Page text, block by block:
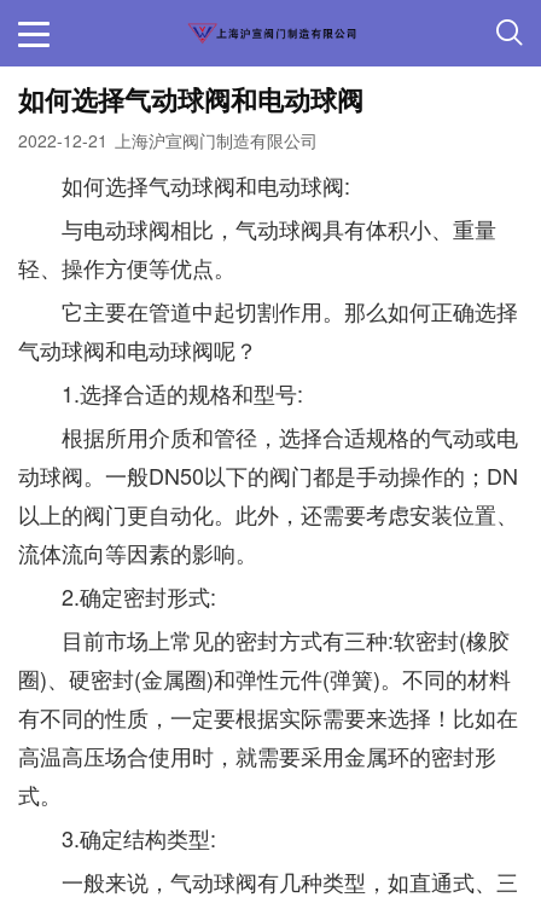
如何选择气动球阀和电动球阀
2022-12-21 上海沪宣阀门制造有限公司
如何选择气动球阀和电动球阀:
与电动球阀相比，气动球阀具有体积小、重量
轻、操作方便等优点。
它主要在管道中起切割作用。那么如何正确选择
气动球阀和电动球阀呢？
1.选择合适的规格和型号:
根据所用介质和管径，选择合适规格的气动或电
动球阀。一般DN50以下的阀门都是手动操作的；DN
以上的阀门更自动化。此外，还需要考虑安装位置、
流体流向等因素的影响。
2.确定密封形式:
目前市场上常见的密封方式有三种:软密封(橡胶
圈)、硬密封(金属圈)和弹性元件(弹簧)。不同的材料
有不同的性质，一定要根据实际需要来选择！比如在
高温高压场合使用时，就需要采用金属环的密封形
式。
3.确定结构类型:
一般来说，气动球阀有几种类型，如直通式、三